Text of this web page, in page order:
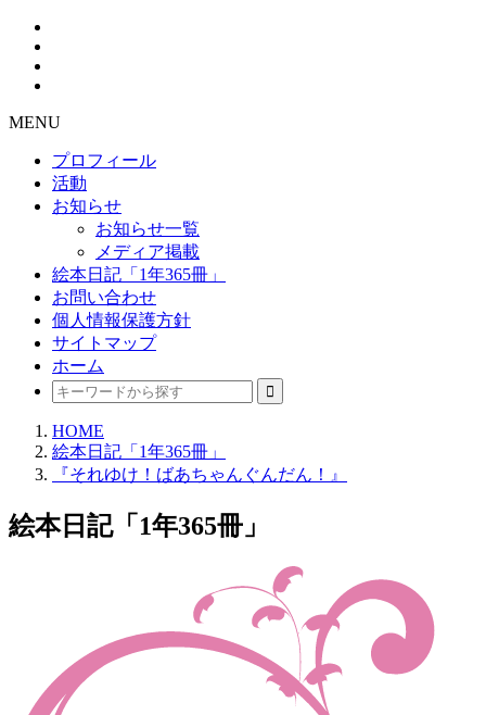
MENU
プロフィール
活動
お知らせ
お知らせ一覧
メディア掲載
絵本日記「1年365冊」
お問い合わせ
個人情報保護方針
サイトマップ
ホーム
HOME
絵本日記「1年365冊」
『それゆけ！ばあちゃんぐんだん！』
絵本日記「1年365冊」